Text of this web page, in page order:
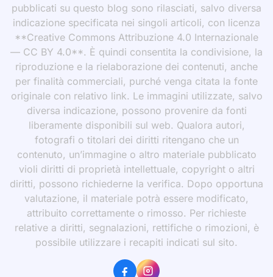
pubblicati su questo blog sono rilasciati, salvo diversa
indicazione specificata nei singoli articoli, con licenza
**Creative Commons Attribuzione 4.0 Internazionale
— CC BY 4.0**. È quindi consentita la condivisione, la
riproduzione e la rielaborazione dei contenuti, anche
per finalità commerciali, purché venga citata la fonte
originale con relativo link. Le immagini utilizzate, salvo
diversa indicazione, possono provenire da fonti
liberamente disponibili sul web. Qualora autori,
fotografi o titolari dei diritti ritengano che un
contenuto, un’immagine o altro materiale pubblicato
violi diritti di proprietà intellettuale, copyright o altri
diritti, possono richiederne la verifica. Dopo opportuna
valutazione, il materiale potrà essere modificato,
attribuito correttamente o rimosso. Per richieste
relative a diritti, segnalazioni, rettifiche o rimozioni, è
possibile utilizzare i recapiti indicati sul sito.